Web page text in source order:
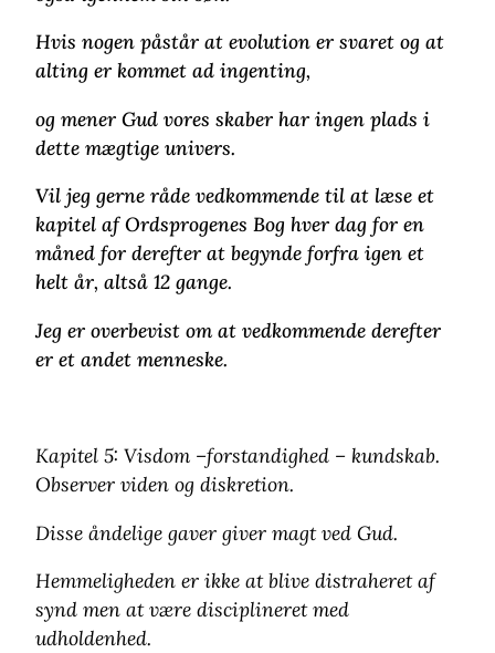
Hvis nogen påstår at evolution er svaret og at
alting er kommet ad ingenting,
og mener Gud vores skaber har ingen plads i
dette mægtige univers.
Vil jeg gerne råde vedkommende til at læse et
kapitel af Ordsprogenes Bog hver dag for en
måned for derefter at begynde forfra igen et
helt år, altså 12 gange.
Jeg er overbevist om at vedkommende derefter
er et andet menneske.
Kapitel 5: Visdom –forstandighed – kundskab.
Observer viden og diskretion.
Disse åndelige gaver giver magt ved Gud.
Hemmeligheden er ikke at blive distraheret af
synd men at være disciplineret med
udholdenhed.